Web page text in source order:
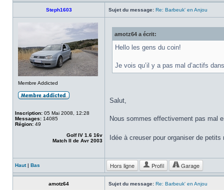
Steph1603 Sujet du message: Re: Barbeuk' en Anjou
Membre Addicted
Inscription: 05 Mai 2008, 12:28
Messages: 14085
Région: 49
Golf IV 1.6 16v
Match II de Avr 2003
amotz64 a écrit:
Hello les gens du coin!
Je vois qu’il y a pas mal d’actifs
Salut,
Nous sommes effectivement pas mal
Idée à creuser pour organiser de
Haut| Bas Hors ligne Profil Garage
amotz64 Sujet du message: Re: Barbeuk' en Anjou